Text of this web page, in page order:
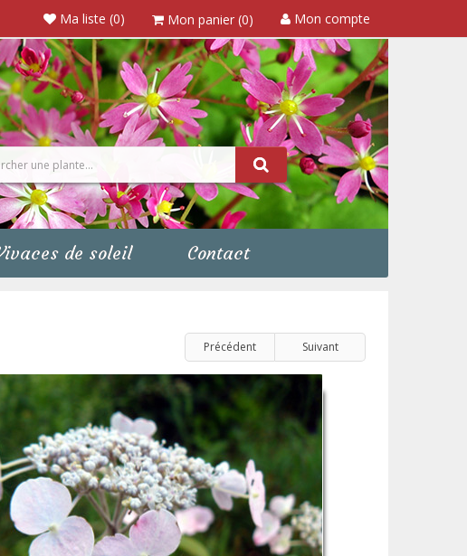
Ma liste (0) Mon panier (0) Mon compte
de soleil Contact
Précédent Suivant